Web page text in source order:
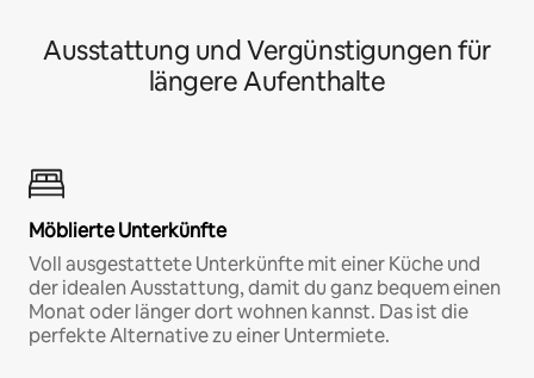
Ausstattung und Vergünstigungen für
längere Aufenthalte
Möblierte Unterkünfte
Voll ausgestattete Unterkünfte mit einer Küche und
der idealen Ausstattung, damit du ganz bequem einen
Monat oder länger dort wohnen kannst. Das ist die
perfekte Alternative zu einer Untermiete.